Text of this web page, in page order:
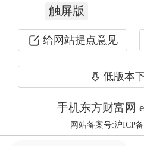
的Overstock；不同
前股价一路飙升，目
亿美元，而
元左右。需要注意的
涨幅高达265%，远
幅56%。
触屏版
给网站提点意见
低版本
手机东方财富网
网站备案号:沪ICP